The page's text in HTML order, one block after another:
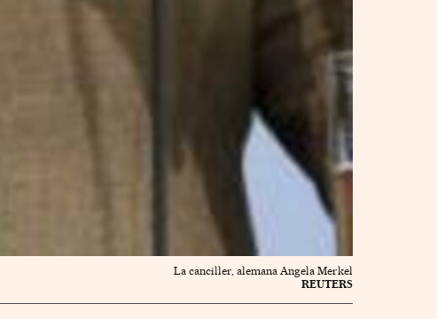
La canciller, alemana Angela Merkel
REUTERS